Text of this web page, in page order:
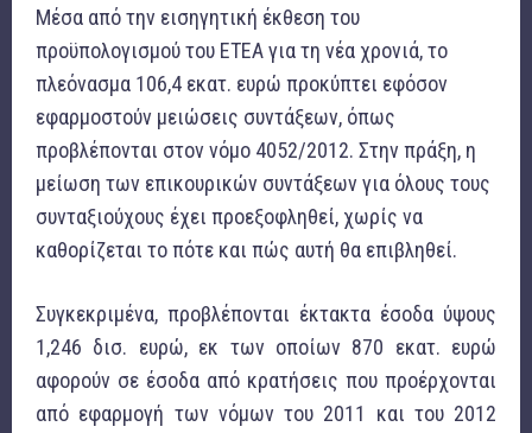
Μέσα από την εισηγητική έκθεση του
προϋπολογισμού του ΕΤΕΑ για τη νέα χρονιά, το
πλεόνασμα 106,4 εκατ. ευρώ προκύπτει εφόσον
εφαρμοστούν μειώσεις συντάξεων, όπως
προβλέπονται στον νόμο 4052/2012. Στην πράξη, η
μείωση των επικουρικών συντάξεων για όλους τους
συνταξιούχους έχει προεξοφληθεί, χωρίς να
καθορίζεται το πότε και πώς αυτή θα επιβληθεί.
Συγκεκριμένα, προβλέπονται έκτακτα έσοδα ύψους
1,246 δισ. ευρώ, εκ των οποίων 870 εκατ. ευρώ
αφορούν σε έσοδα από κρατήσεις που προέρχονται
από εφαρμογή των νόμων του 2011 και του 2012